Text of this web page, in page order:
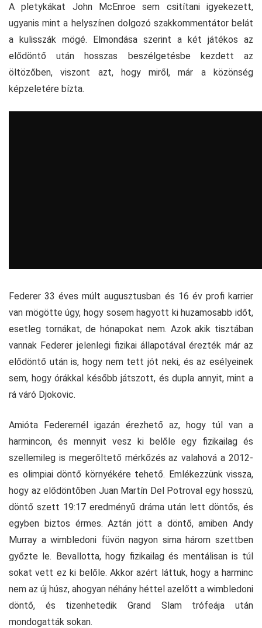
A pletykákat John McEnroe sem csitítani igyekezett,
ugyanis mint a helyszínen dolgozó szakkommentátor belát
a kulisszák mögé. Elmondása szerint a két játékos az
elődöntő után hosszas beszélgetésbe kezdett az
öltözőben, viszont azt, hogy miről, már a közönség
képzeletére bízta.
Federer 33 éves múlt augusztusban és 16 év profi karrier
van mögötte úgy, hogy sosem hagyott ki huzamosabb időt,
esetleg tornákat, de hónapokat nem. Azok akik tisztában
vannak Federer jelenlegi fizikai állapotával érezték már az
elődöntő után is, hogy nem tett jót neki, és az esélyeinek
sem, hogy órákkal később játszott, és dupla annyit, mint a
rá váró Djokovic.
Amióta Federernél igazán érezhető az, hogy túl van a
harmincon, és mennyit vesz ki belőle egy fizikailag és
szellemileg is megerőltető mérkőzés az valahová a 2012-
es olimpiai döntő környékére tehető. Emlékezzünk vissza,
hogy az elődöntőben Juan Martín Del Potroval egy hosszú,
döntő szett 19:17 eredményű dráma után lett döntős, és
egyben biztos érmes. Aztán jött a döntő, amiben Andy
Murray a wimbledoni füvön nagyon sima három szettben
győzte le. Bevallotta, hogy fizikailag és mentálisan is túl
sokat vett ez ki belőle. Akkor azért láttuk, hogy a harminc
nem az új húsz, ahogyan néhány héttel azelőtt a wimbledoni
döntő, és tizenhetedik Grand Slam trófeája után
mondogatták sokan.